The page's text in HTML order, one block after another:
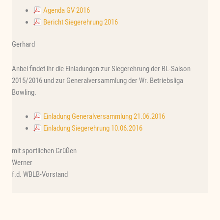
Agenda GV 2016
Bericht Siegerehrung 2016
Gerhard
Anbei findet ihr die Einladungen zur Siegerehrung der BL-Saison
2015/2016 und zur Generalversammlung der Wr. Betriebsliga
Bowling.
Einladung Generalversammlung 21.06.2016
Einladung Siegerehrung 10.06.2016
mit sportlichen Grüßen
Werner
f.d. WBLB-Vorstand